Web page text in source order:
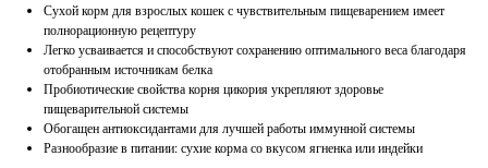
Сухой корм для взрослых кошек с чувствительным пищеварением имеет
полнорационную рецептуру
Легко усваивается и способствуют сохранению оптимального веса благодаря
отобранным источникам белка
Пробиотические свойства корня цикория укрепляют здоровье
пищеварительной системы
Обогащен антиоксидантами для лучшей работы иммунной системы
Разнообразие в питании: сухие корма со вкусом ягненка или индейки